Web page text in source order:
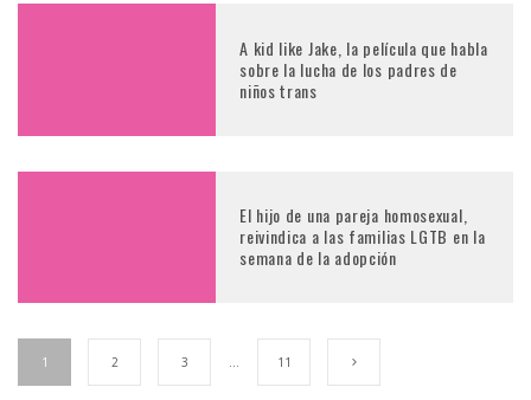
A kid like Jake, la película que habla
sobre la lucha de los padres de
niños trans
El hijo de una pareja homosexual,
reivindica a las familias LGTB en la
semana de la adopción
1 2 3 … 11